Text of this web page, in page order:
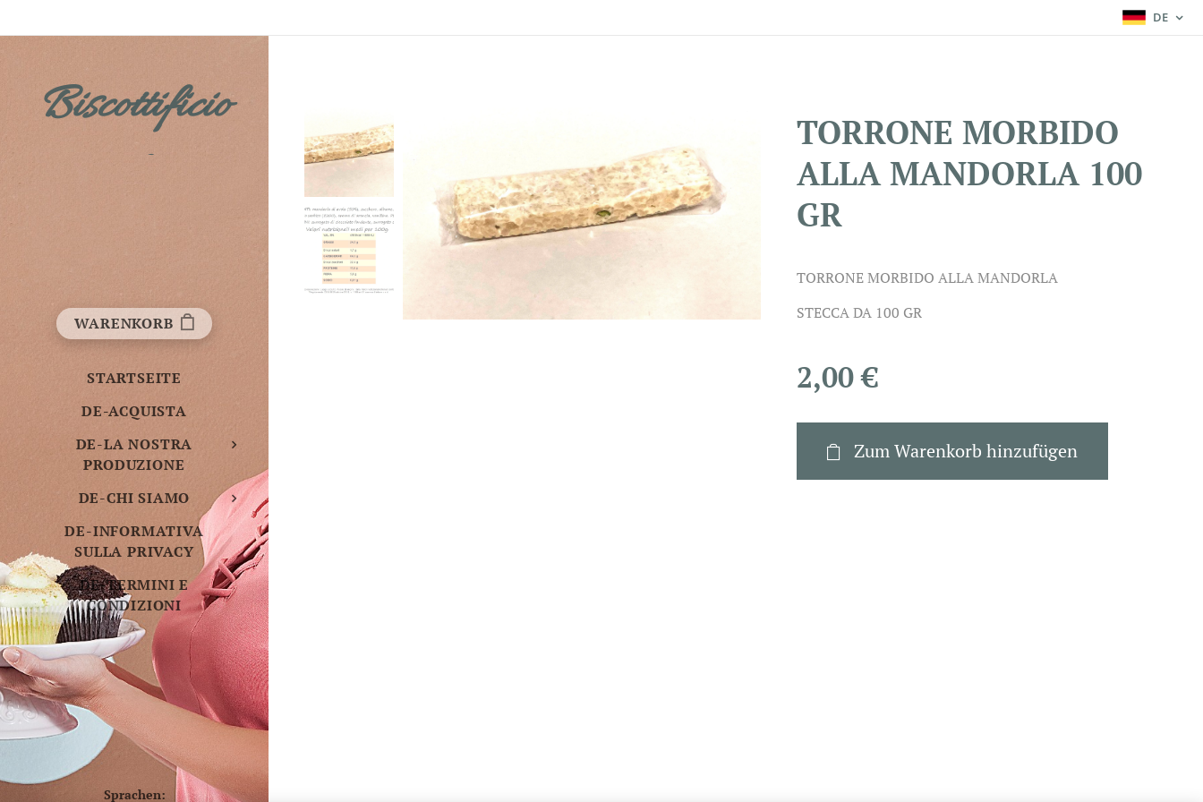
DE
Biscottificio
Fichera
WARENKORB
STARTSEITE
DE-ACQUISTA
DE-LA NOSTRA
PRODUZIONE
DE-CHI SIAMO
DE-INFORMATIVA
SULLA PRIVACY
DE-TERMINI E
CONDIZIONI
TORRONE MORBIDO
ALLA MANDORLA 100
GR
TORRONE MORBIDO ALLA MANDORLA
STECCA DA 100 GR
2,00€
Zum Warenkorb hinzufügen
Sprachen